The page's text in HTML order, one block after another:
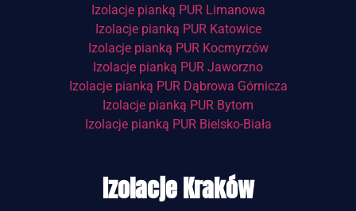
Izolacje pianką PUR Limanowa
Izolacje pianką PUR Katowice
Izolacje pianką PUR Kocmyrzów
Izolacje pianką PUR Jaworzno
Izolacje pianką PUR Dąbrowa Górnicza
Izolacje pianką PUR Bytom
Izolacje pianką PUR Bielsko-Biała
Izolacje Kraków